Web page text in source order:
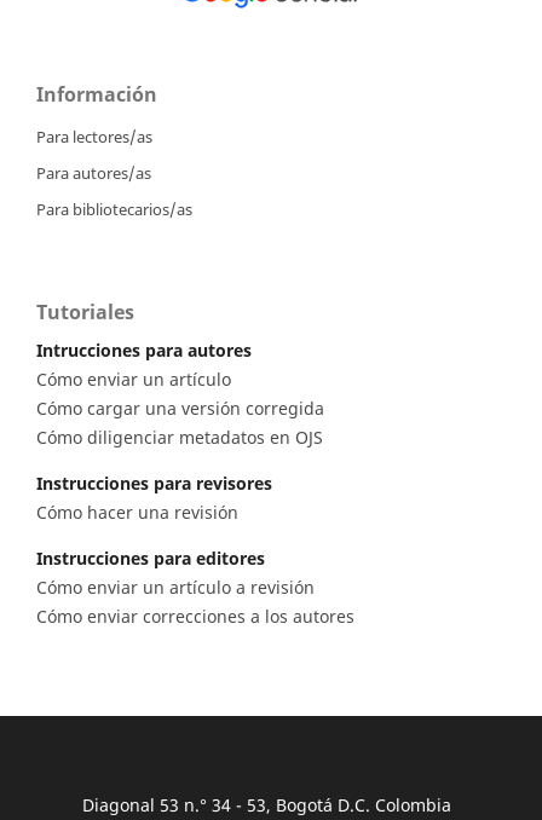
Información
Para lectores/as
Para autores/as
Para bibliotecarios/as
Tutoriales
Intrucciones para autores
Cómo enviar un artículo
Cómo cargar una versión corregida
Cómo diligenciar metadatos en OJS
Instrucciones para revisores
Cómo hacer una revisión
Instrucciones para editores
Cómo enviar un artículo a revisión
Cómo enviar correcciones a los autores
Diagonal 53 n.° 34 - 53, Bogotá D.C. Colombia